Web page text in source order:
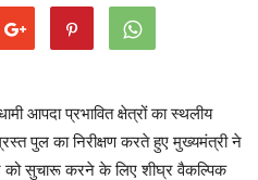
आपदा प्रभावित क्षेत्रों का स्थलीय
पुल का निरीक्षण करते हुए मुख्यमंत्री ने
को सुचारू करने के लिए शीघ्र वैकल्पिक